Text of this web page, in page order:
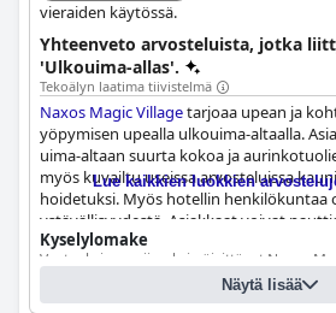
vieraiden käytössä.
Yhteenveto arvosteluista, jotka
'Ulkouima-allas'.
Tekoälyn laatima tiivistelmä
Naxos Magic Villagetarjoaa upean ja
yöpymisen upealla ulkouima-altaalla.
uima-altaan suurta kokoa ja
myös kuvailtu useissa arvosteluissa
hoidetuksi. Myös hotellin henkilökuntaa
ystävällisyydestä. Asiakkaat voivat
aamiaisen, vaikka ulkona ei ole
vieraat ovat maininneet, että uima-allas
ja muutamat ovat todenneet, että uima-
vihreitä tahroja uimapukuihin. Kaiken
Lue kaikkien luokkien
Kyselylomake
Vastauksia on viimeksi päivittänyt Naxos
Altaan sijainti: Ulkouima-allas
Näytä lisää